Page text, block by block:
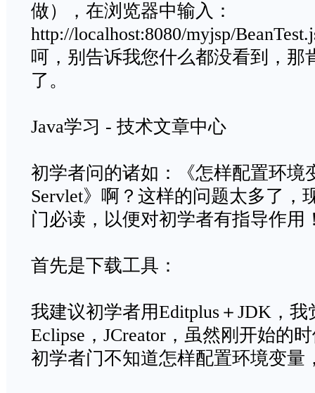
做），在浏览器中输入：
http://localhost:8080/myjsp/
呵，别告诉我您什么都没看到，那
了。
Java学习 - 技术文章中心
初学者问的诸如：《怎样配置环境
Servlet》啊？这样的问题太多了，
门必读，以便对初学者有指导作用
首先是下载工具：
我建议初学者用Editplus＋JDK，
Eclipse，JCreator，虽然刚开始的
初学者门不知道怎样配置环境变量